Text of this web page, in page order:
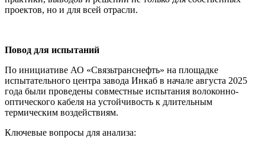
проектов, но и для всей отрасли.
Повод для испытаний
По инициативе АО «Связьтранснефть» на площадке
испытательного центра завода Инкаб в начале августа 2025
года были проведены совместные испытания волоконно-
оптического кабеля на устойчивость к длительным
термическим воздействиям.
Ключевые вопросы для анализа: